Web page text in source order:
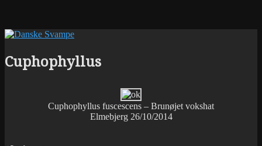
Cuphophyllus
Cuphophyllus fuscescens – Brunøjet vokshat
Elmebjerg 26/10/2014